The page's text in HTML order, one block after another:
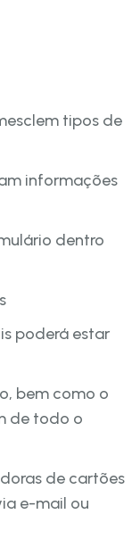
tipos de
informações
dentro
poderá estar
bem como o
de todo o
de cartões
e-mail ou